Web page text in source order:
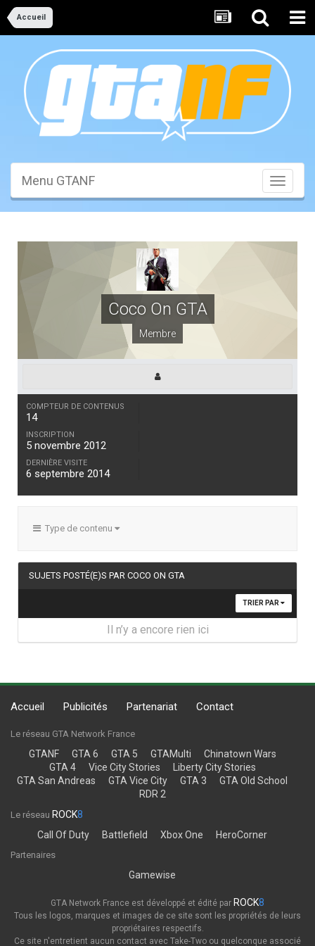
Accueil
Toggle
Menu GTANF
Coco On GTA
Membre
COMPTEUR DE CONTENUS
14
INSCRIPTION
5 novembre 2012
DERNIÈRE VISITE
6 septembre 2014
Type de contenu
SUJETS POSTÉ(E)S PAR COCO ON GTA
TRIER PAR
Il n’y a encore rien ici
Accueil Publicités Partenariat Contact
Le réseau GTA Network France
GTANF GTA 6 GTA 5 GTAMulti
Chinatown Wars
GTA 4
Vice City Stories
Liberty City Stories
GTA San Andreas
GTA Vice City GTA 3
GTA Old School
RDR 2
Le réseau ROCK8
Call Of Duty
Battlefield Xbox One HeroCorner
Partenaires
Gamewise
GTA Network France est développé et édité par ROCK8
Tous les logos, marques et images de ce site sont les propriétés de leurs
propriétaires respectifs.
Ce site n'entretient aucun contact avec Take-Two ou quelconque associé